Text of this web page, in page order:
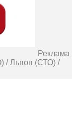
Реклама
) /Львов (СТО) /